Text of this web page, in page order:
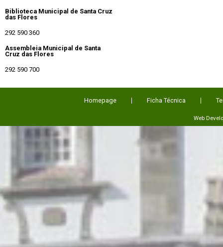
Biblioteca Municipal de Santa Cruz
das Flores
292 590 360
Assembleia Municipal de Santa
Cruz das Flores
292 590 700
Homepage Ficha Técnica
Web